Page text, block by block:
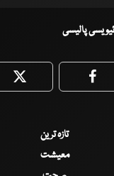
پالیسی
Twitter
تازہ ترین
معیشت